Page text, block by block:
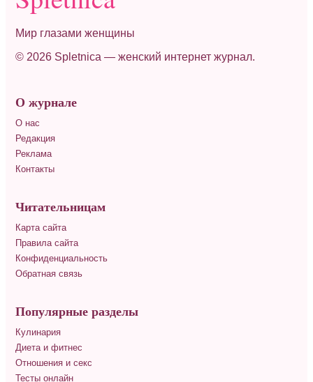
Мир глазами женщины
© 2026 Spletnica — женский интернет журнал.
О журнале
О нас
Редакция
Реклама
Контакты
Читательницам
Карта сайта
Правила сайта
Конфиденциальность
Обратная связь
Популярные разделы
Кулинария
Диета и фитнес
Отношения и секс
Тесты онлайн